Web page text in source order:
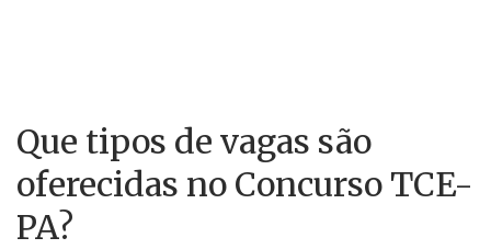
Que tipos de vagas são
oferecidas no Concurso TCE-
PA?